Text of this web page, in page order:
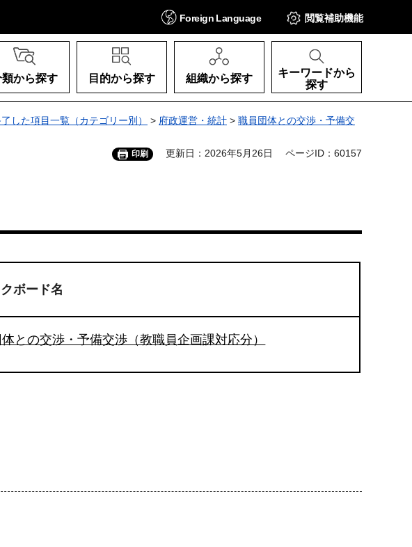
Foreign Language 閲覧補助機能
類から探す 目的から探す 組織から探す
キーワードから
探す
した項目一覧（カテゴリー別） > 府政運営・統計 > 職員団体との交渉・予備交
印刷 更新日：2026年5月26日 ページID：60157
ボード名
との交渉・予備交渉（教職員企画課対応分）